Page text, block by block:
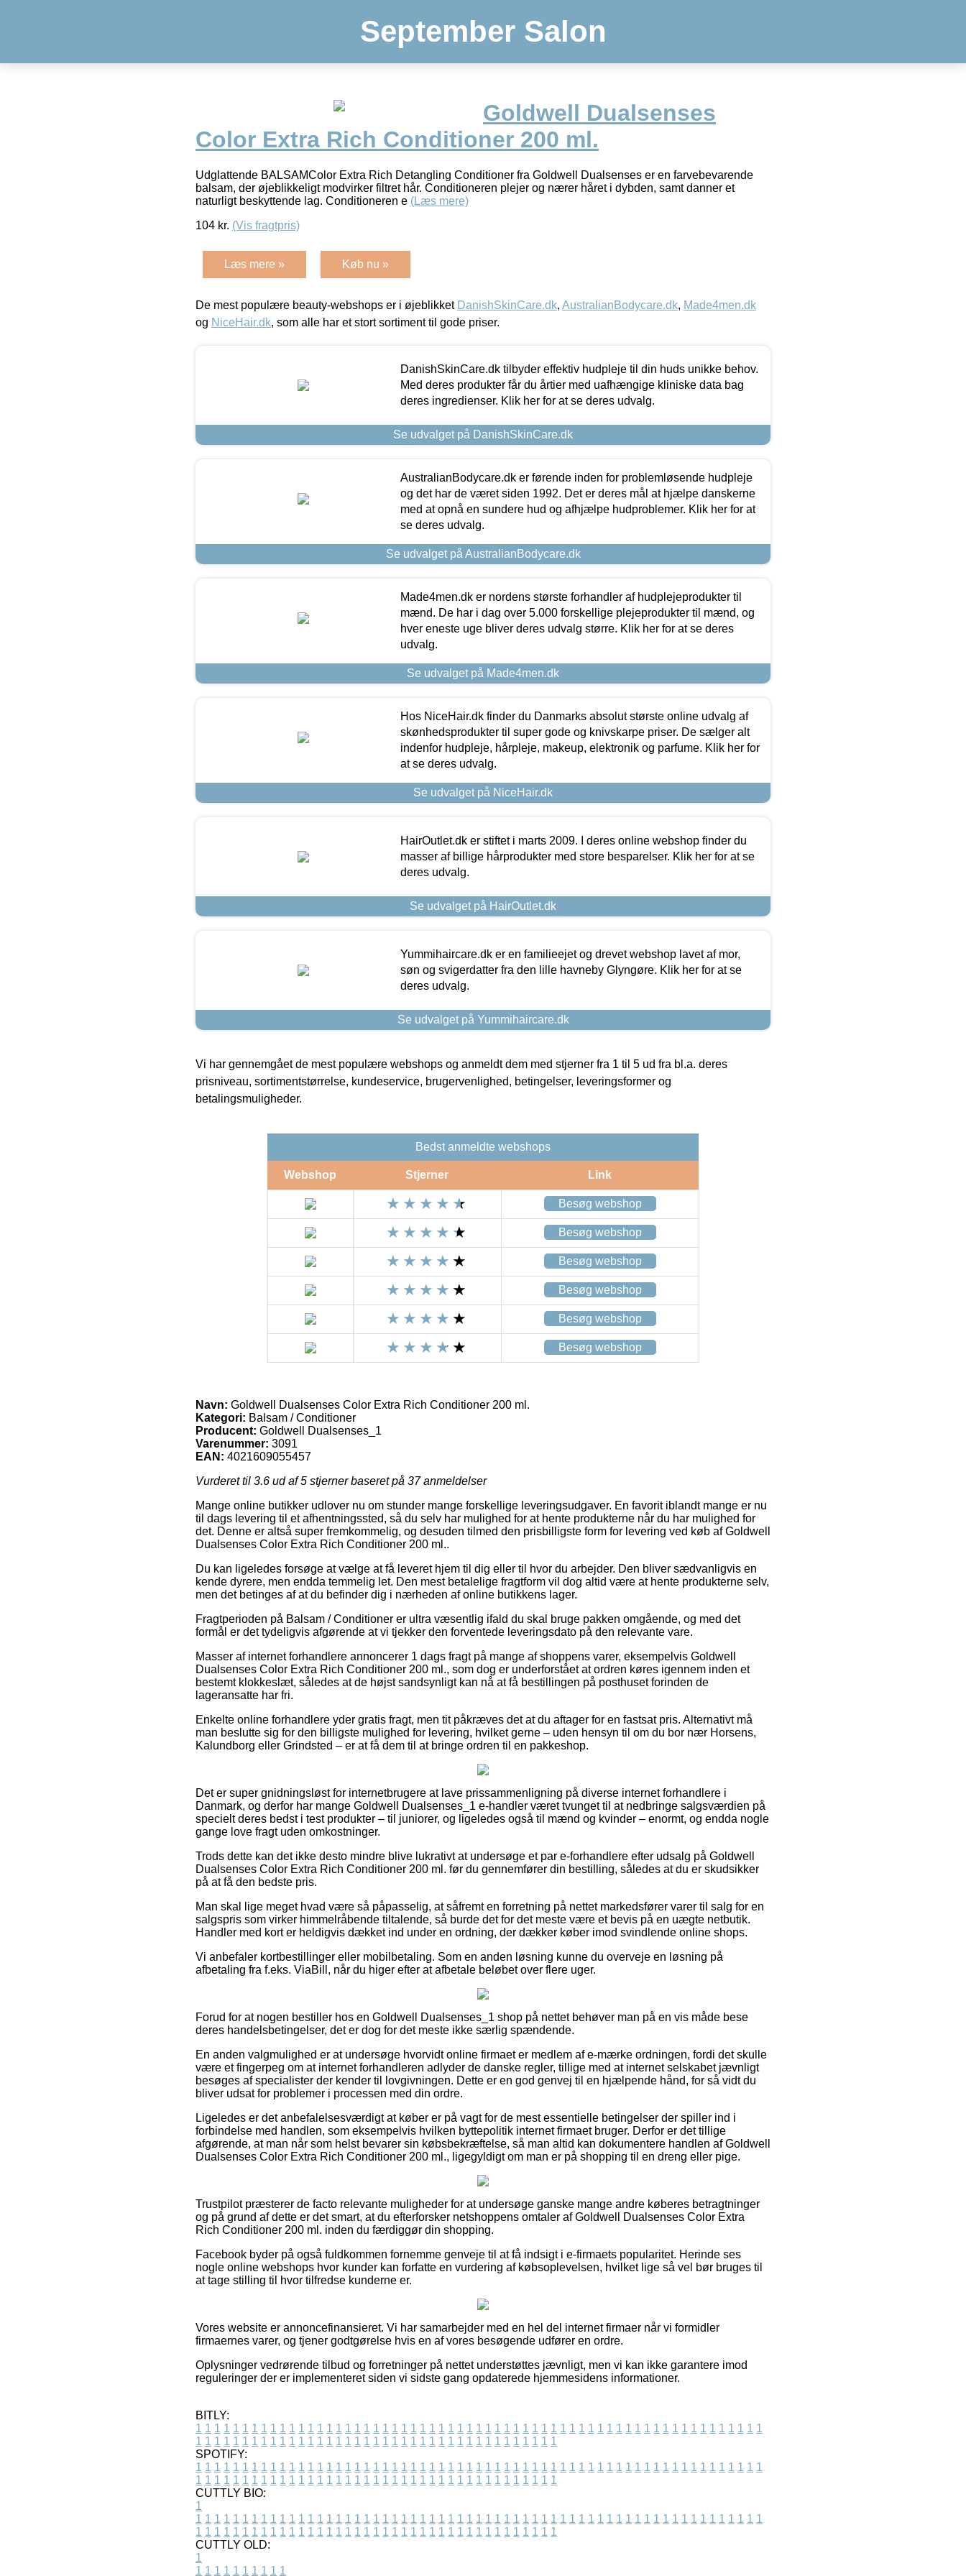
September Salon
Goldwell Dualsenses
Color Extra Rich Conditioner 200 ml.
Udglattende BALSAMColor Extra Rich Detangling Conditioner fra Goldwell Dualsenses er en farvebevarende
balsam, der øjeblikkeligt modvirker filtret hår. Conditioneren plejer og nærer håret i dybden, samt danner et
naturligt beskyttende lag. Conditioneren e (Læs mere)
104 kr. (Vis fragtpris)
Læs mere » Køb nu »
De mest populære beauty-webshops er i øjeblikket DanishSkinCare.dk, AustralianBodycare.dk, Made4men.dk
og NiceHair.dk, som alle har et stort sortiment til gode priser.
DanishSkinCare.dk tilbyder effektiv hudpleje til din huds unikke behov.
Med deres produkter får du årtier med uafhængige kliniske data bag
deres ingredienser. Klik her for at se deres udvalg.
Se udvalget på DanishSkinCare.dk
AustralianBodycare.dk er førende inden for problemløsende hudpleje
og det har de været siden 1992. Det er deres mål at hjælpe danskerne
med at opnå en sundere hud og afhjælpe hudproblemer. Klik her for at
se deres udvalg.
Se udvalget på AustralianBodycare.dk
Made4men.dk er nordens største forhandler af hudplejeprodukter til
mænd. De har i dag over 5.000 forskellige plejeprodukter til mænd, og
hver eneste uge bliver deres udvalg større. Klik her for at se deres
udvalg.
Se udvalget på Made4men.dk
Hos NiceHair.dk finder du Danmarks absolut største online udvalg af
skønhedsprodukter til super gode og knivskarpe priser. De sælger alt
indenfor hudpleje, hårpleje, makeup, elektronik og parfume. Klik her for
at se deres udvalg.
Se udvalget på NiceHair.dk
HairOutlet.dk er stiftet i marts 2009. I deres online webshop finder du
masser af billige hårprodukter med store besparelser. Klik her for at se
deres udvalg.
Se udvalget på HairOutlet.dk
Yummihaircare.dk er en familieejet og drevet webshop lavet af mor,
søn og svigerdatter fra den lille havneby Glyngøre. Klik her for at se
deres udvalg.
Se udvalget på Yummihaircare.dk
Vi har gennemgået de mest populære webshops og anmeldt dem med stjerner fra 1 til 5 ud fra bl.a. deres
prisniveau, sortimentstørrelse, kundeservice, brugervenlighed, betingelser, leveringsformer og
betalingsmuligheder.
Bedst anmeldte webshops
Webshop Stjerner Link
Besøg webshop
Besøg webshop
Besøg webshop
Besøg webshop
Besøg webshop
Besøg webshop
Navn: Goldwell Dualsenses Color Extra Rich Conditioner 200 ml.
Kategori: Balsam / Conditioner
Producent: Goldwell Dualsenses_1
Varenummer: 3091
EAN: 4021609055457
Vurderet til 3.6 ud af 5 stjerner baseret på 37anmeldelser
Mange online butikker udlover nu om stunder mange forskellige leveringsudgaver. En favorit iblandt mange er nu
til dags levering til et afhentningssted, så du selv har mulighed for at hente produkterne når du har mulighed for
det. Denne er altså super fremkommelig, og desuden tilmed den prisbilligste form for levering ved køb af Goldwell
Dualsenses Color Extra Rich Conditioner 200 ml..
Du kan ligeledes forsøge at vælge at få leveret hjem til dig eller til hvor du arbejder. Den bliver sædvanligvis en
kende dyrere, men endda temmelig let. Den mest betalelige fragtform vil dog altid være at hente produkterne selv,
men det betinges af at du befinder dig i nærheden af online butikkens lager.
Fragtperioden på Balsam / Conditioner er ultra væsentlig ifald du skal bruge pakken omgående, og med det
formål er det tydeligvis afgørende at vi tjekker den forventede leveringsdato på den relevante vare.
Masser af internet forhandlere annoncerer 1 dags fragt på mange af shoppens varer, eksempelvis Goldwell
Dualsenses Color Extra Rich Conditioner 200 ml., som dog er underforstået at ordren køres igennem inden et
bestemt klokkeslæt, således at de højst sandsynligt kan nå at få bestillingen på posthuset forinden de
lageransatte har fri.
Enkelte online forhandlere yder gratis fragt, men tit påkræves det at du aftager for en fastsat pris. Alternativt må
man beslutte sig for den billigste mulighed for levering, hvilket gerne – uden hensyn til om du bor nær Horsens,
Kalundborg eller Grindsted – er at få dem til at bringe ordren til en pakkeshop.
Det er super gnidningsløst for internetbrugere at lave prissammenligning på diverse internet forhandlere i
Danmark, og derfor har mange Goldwell Dualsenses_1 e-handler været tvunget til at nedbringe salgsværdien på
specielt deres bedst i test produkter – til juniorer, og ligeledes også til mænd og kvinder – enormt, og endda nogle
gange love fragt uden omkostninger.
Trods dette kan det ikke desto mindre blive lukrativt at undersøge et par e-forhandlere efter udsalg på Goldwell
Dualsenses Color Extra Rich Conditioner 200 ml. før du gennemfører din bestilling, således at du er skudsikker
på at få den bedste pris.
Man skal lige meget hvad være så påpasselig, at såfremt en forretning på nettet markedsfører varer til salg for en
salgspris som virker himmelråbende tiltalende, så burde det for det meste være et bevis på en uægte netbutik.
Handler med kort er heldigvis dækket ind under en ordning, der dækker køber imod svindlende online shops.
Vi anbefaler kortbestillinger eller mobilbetaling. Som en anden løsning kunne du overveje en løsning på
afbetaling fra f.eks. ViaBill, når du higer efter at afbetale beløbet over flere uger.
Forud for at nogen bestiller hos en Goldwell Dualsenses_1 shop på nettet behøver man på en vis måde bese
deres handelsbetingelser, det er dog for det meste ikke særlig spændende.
En anden valgmulighed er at undersøge hvorvidt online firmaet er medlem af e-mærke ordningen, fordi det skulle
være et fingerpeg om at internet forhandleren adlyder de danske regler, tillige med at internet selskabet jævnligt
besøges af specialister der kender til lovgivningen. Dette er en god genvej til en hjælpende hånd, for så vidt du
bliver udsat for problemer i processen med din ordre.
Ligeledes er det anbefalelsesværdigt at køber er på vagt for de mest essentielle betingelser der spiller ind i
forbindelse med handlen, som eksempelvis hvilken byttepolitik internet firmaet bruger. Derfor er det tillige
afgørende, at man når som helst bevarer sin købsbekræftelse, så man altid kan dokumentere handlen af Goldwell
Dualsenses Color Extra Rich Conditioner 200 ml., ligegyldigt om man er på shopping til en dreng eller pige.
Trustpilot præsterer de facto relevante muligheder for at undersøge ganske mange andre køberes betragtninger
og på grund af dette er det smart, at du efterforsker netshoppens omtaler af Goldwell Dualsenses Color Extra
Rich Conditioner 200 ml. inden du færdiggør din shopping.
Facebook byder på også fuldkommen fornemme genveje til at få indsigt i e-firmaets popularitet. Herinde ses
nogle online webshops hvor kunder kan forfatte en vurdering af købsoplevelsen, hvilket lige så vel bør bruges til
at tage stilling til hvor tilfredse kunderne er.
Vores website er annoncefinansieret. Vi har samarbejder med en hel del internet firmaer når vi formidler
firmaernes varer, og tjener godtgørelse hvis en af vores besøgende udfører en ordre.
Oplysninger vedrørende tilbud og forretninger på nettet understøttes jævnligt, men vi kan ikke garantere imod
reguleringer der er implementeret siden vi sidste gang opdaterede hjemmesidens informationer.
BITLY:
1 1 1 1 1 1 1 1 1 1 1 1 1 1 1 1 1 1 1 1 1 1 1 1 1 1 1 1 1 1 1 1 1 1 1 1 1 1 1 1 1 1 1 1 1 1 1 1 1 1 1 1 1 1 1 1 1 1 1 1 1
1 1 1 1 1 1 1 1 1 1 1 1 1 1 1 1 1 1 1 1 1 1 1 1 1 1 1 1 1 1 1 1 1 1 1 1 1 1 1
SPOTIFY:
1 1 1 1 1 1 1 1 1 1 1 1 1 1 1 1 1 1 1 1 1 1 1 1 1 1 1 1 1 1 1 1 1 1 1 1 1 1 1 1 1 1 1 1 1 1 1 1 1 1 1 1 1 1 1 1 1 1 1 1 1
1 1 1 1 1 1 1 1 1 1 1 1 1 1 1 1 1 1 1 1 1 1 1 1 1 1 1 1 1 1 1 1 1 1 1 1 1 1 1
CUTTLY BIO:
1
1 1 1 1 1 1 1 1 1 1 1 1 1 1 1 1 1 1 1 1 1 1 1 1 1 1 1 1 1 1 1 1 1 1 1 1 1 1 1 1 1 1 1 1 1 1 1 1 1 1 1 1 1 1 1 1 1 1 1 1 1
1 1 1 1 1 1 1 1 1 1 1 1 1 1 1 1 1 1 1 1 1 1 1 1 1 1 1 1 1 1 1 1 1 1 1 1 1 1 1
CUTTLY OLD:
1
1 1 1 1 1 1 1 1 1 1